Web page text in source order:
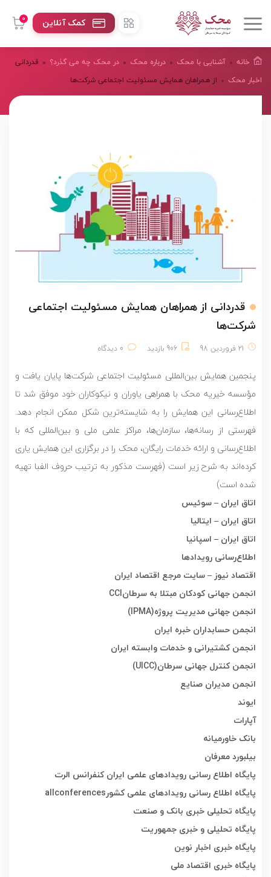
0 کمک آنلاین
خانه آشنایی با محک درباره محک
در محک چه می گذرد؟
اخبار محک
قدردانی
از همراهان همایش مسئولیت اجتماعی شرکت‌ها
قدردانی از همراهان همایش مسئولیت اجتماعی
شرکت‌ها
21 فروردین 98 906 بازدید 0 دیدگاه
پنجمین همایش بین‌المللی مسئولیت اجتماعی شرکت‌ها پایان یافت و
مؤسسه خیریه محک با همراهی یاوران و نیکوکاران خود موفق شد تا
اطلاع‌رسانی این همایش را به شایسته‌ترین شکل ممکن انجام دهد.
فهرستی از رسانه‌ها، سازمان‌ها، مراکز علمی ملی و بین‌المللی که با
اطلاع‌رسانی و ارائه خدمات رایگان، محک را در برگزاری این همایش یاری
کرده‌اند به شرح زیر است (فهرست مذکور به ترتیب حروف الفبا تهیه
شده است)
اتاق ایران – سوئیس
اتاق ایران – ایتالیا
اتاق ایران – اسپانیا
اطلاع‌رسانی رویدادها
اقتصاد نیوز – سایت مرجع اقتصاد ایران
انجمن جهانی کودکان مبتلا به سرطانCCI
انجمن جهانی مدیریت پروژه(IPMA)
انجمن حسابداران خبره ایران
انجمن کشتیرانی و خدمات وابسته ایران
انجمن کنترل جهانی سرطان(UICC)
انجمن مدیران صنایع
ایوند
آپارات
بانک خاورمیانه
بیلبورد معرفان
پایگاه اطلاع رسانی رویدادهای علمی ایران کنفرانس الرت
پایگاه اطلاع رسانی رویدادهای علمی کشورallconferences
پایگاه تحلیلی خبری بانک و صنعت
پایگاه تحلیلی و خبری جمهوریت
پایگاه خبری اخبار نوین
پایگاه خبری اقتصاد ملی